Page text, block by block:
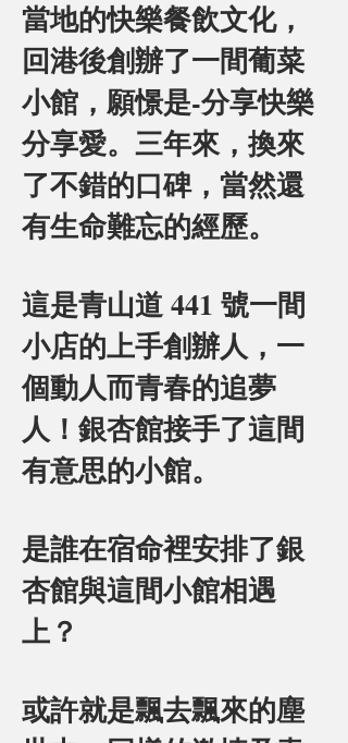
當地的快樂餐飲文化，
回港後創辦了一間葡菜
小館，願憬是-分享快樂
分享愛。三年來，換來
了不錯的口碑，當然還
有生命難忘的經歷。
這是青山道 441 號一間
小店的上手創辦人，一
個動人而青春的追夢
人！銀杏館接手了這間
有意思的小館。
是誰在宿命裡安排了銀
杏館與這間小館相遇
上？
或許就是飄去飄來的塵